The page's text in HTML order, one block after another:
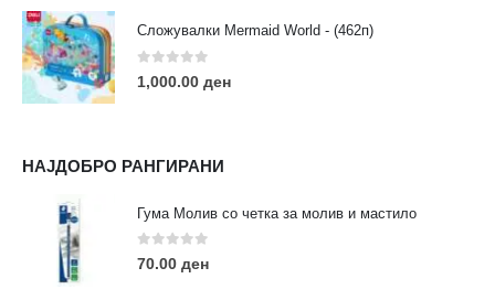
Сложувалки Mermaid World - (462п)
0 out of 5
1,000.00 ден
НАЈДОБРО РАНГИРАНИ
Гума Молив со четка за молив и мастило
0out of 5
70.00 ден
Услови за користење
Големопродажба
Кариера
За нас
Нашите локации
ПОПУЛАРНИ ТАГОВИ
eurodanvest FIMO Креативни Сетови